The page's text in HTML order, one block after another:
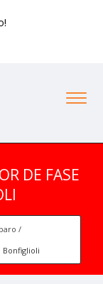
DE FASE
Bonfiglioli